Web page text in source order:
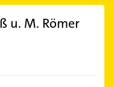
u. M. Römer